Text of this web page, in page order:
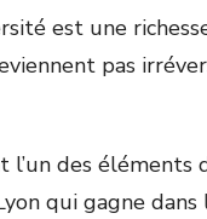
est une
pas
des
qui gagne